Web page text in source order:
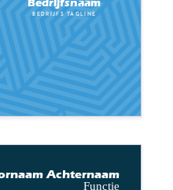
Bedrijfsnaam
Bedrijfs tagline
Functie
Achternaam